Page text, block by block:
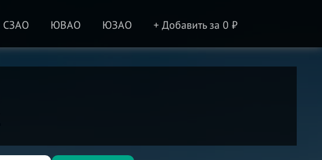
СЗАО ЮВАО ЮЗАО + Добавить за 0 ₽